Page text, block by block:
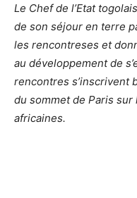
Le Chef de l’Etat
de son séjour en terre
les rencontreses et
au développement de
rencontres s’inscrivent
du sommet de Paris
africaines.